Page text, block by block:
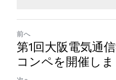
前へ
第1回大阪電気通
コンペを開催しま